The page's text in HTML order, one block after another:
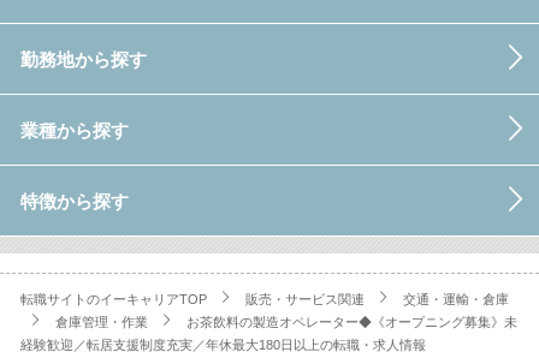
勤務地から探す
業種から探す
特徴から探す
転職サイトのイーキャリアTOP 販売・サービス関連
交通・運輸・倉庫
倉庫管理・作業
お茶飲料の製造オペレーター◆《オープニング募集》未
経験歓迎／転居支援制度充実／年休最大180日以上の転職・求人情報